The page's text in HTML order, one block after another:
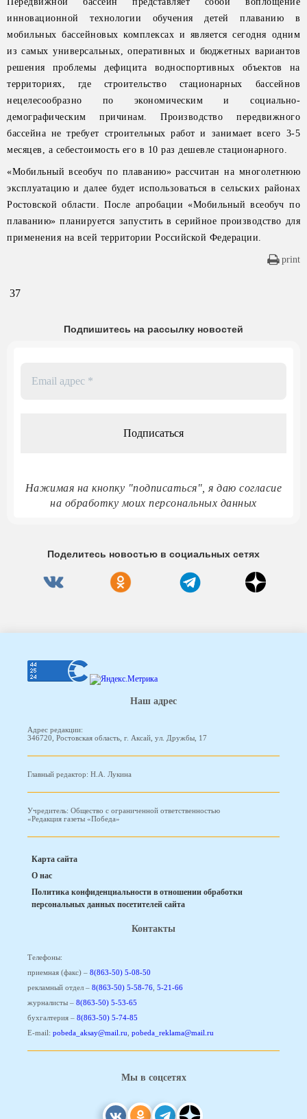
инновационной технологии обучения детей плаванию в
мобильных бассейновых комплексах и является сегодня одним
из самых универсальных, оперативных и бюджетных вариантов
решения проблемы дефицита водноспортивных объектов на
территориях, где строительство стационарных бассейнов
нецелесообразно по экономическим и социально-
демографическим причинам. Производство передвижного
бассейна не требует строительных работ и занимает всего 3-5
месяцев, а себестоимость его в 10 раз дешевле стационарного.
«Мобильный всеобуч по плаванию» рассчитан на многолетнюю
эксплуатацию и далее будет использоваться в сельских районах
Ростовской области. После апробации «Мобильный всеобуч по
плаванию» планируется запустить в серийное производство для
применения на всей территории Российской Федерации.
print
37
Подпишитесь на рассылку новостей
Нажимая на кнопку "подписаться", я даю согласие
на обработку моих персональных данных
Поделитесь новостью в социальных сетях
Наш адрес
Адрес редакции:
346720, Ростовская область, г. Аксай, ул. Дружбы, 17
Главный редактор: Н.А. Лукина
Учредитель: Общество с ограниченной ответственностью
«Редакция газеты «Победа»
Карта сайта
О нас
Политика конфиденциальности в отношении обработки
персональных данных посетителей сайта
Контакты
Телефоны:
приемная (факс) – 8(863-50) 5-08-50
рекламный отдел – 8(863-50) 5-58-76, 5-21-66
журналисты – 8(863-50) 5-53-65
бухгалтерия – 8(863-50) 5-74-85
E-mail: pobeda_aksay@mail.ru, pobeda_reklama@mail.ru
Мы в соцсетях